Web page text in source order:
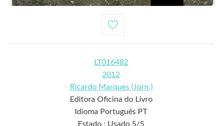
LT016482
2012
Ricardo Marques (Jorn.)
Editora Oficina do Livro
Idioma Português PT
Estado : Usado 5/5